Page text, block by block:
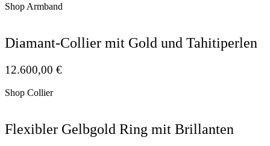
Shop Armband
Diamant-Collier mit Gold und Tahitiperlen
12.600,00 €
Shop Collier
Flexibler Gelbgold Ring mit Brillanten